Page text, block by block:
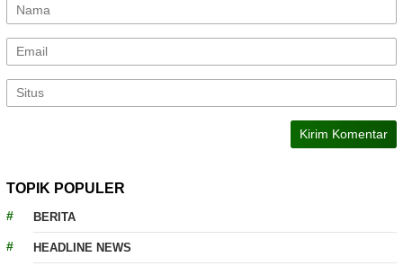
TOPIK POPULER
BERITA
HEADLINE NEWS